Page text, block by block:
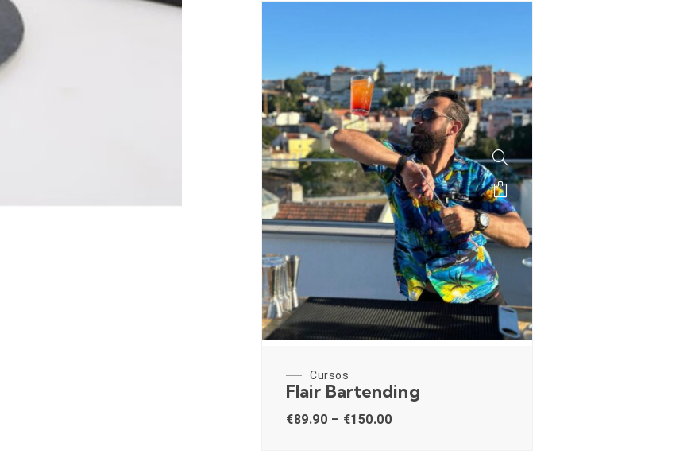
Cursos
Flair Bartending
€89.90 – €150.00